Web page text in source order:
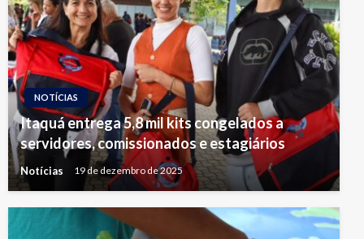
NOTÍCIAS
Itaquá entrega 5,8 mil kits congelados a
servidores, comissionados e estagiários
Notícias 19 de dezembro de 2025